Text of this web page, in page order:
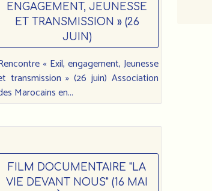
ENGAGEMENT, JEUNESSE
ET TRANSMISSION » (26
JUIN)
« Exil, engagement, Jeunesse
transmission » (26 juin) Association
Marocains en...
FILM DOCUMENTAIRE "LA
VIE DEVANT NOUS" (16 MAI